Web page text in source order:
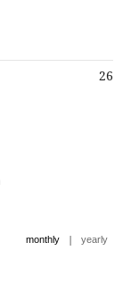
26
monthly | yearly